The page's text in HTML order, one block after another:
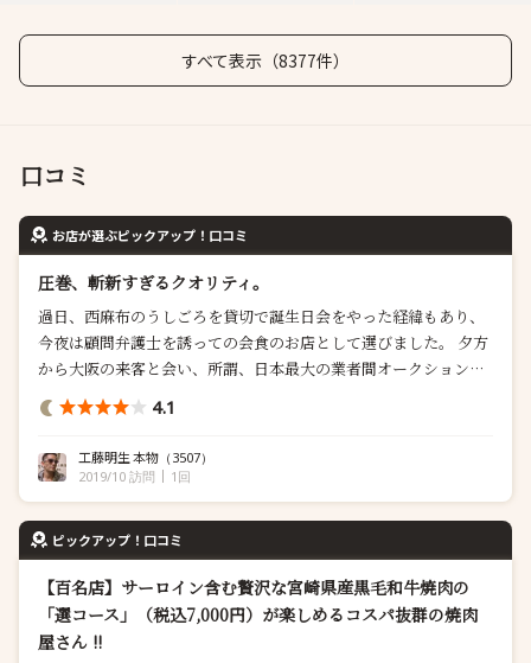
すべて表示（8377件）
口コミ
お店が選ぶピックアップ！口コミ
圧巻、斬新すぎるクオリティ。
過日、西麻布のうしごろを貸切で誕生日会をやった経緯もあり、
今夜は顧問弁護士を誘っての会食のお店として選びました。 夕方
から大阪の来客と会い、所謂、日本最大の業者間オークション会
社の社長との海外展開の打ち合わせだったのですが、このビジネ
スモデルは固い。 1300社以上の質屋達はこの様にしてブランド品
を売り買いしているのかと感心したのと同時に、私は前科も借金
も無いので古物商の免許を申請...
4.1
工藤明生 本物 （3507）
2019/10 訪問
1回
ピックアップ！口コミ
【百名店】サーロイン含む贅沢な宮崎県産黒毛和牛焼肉の
「選コース」（税込7,000円）が楽しめるコスパ抜群の焼肉
屋さん !!